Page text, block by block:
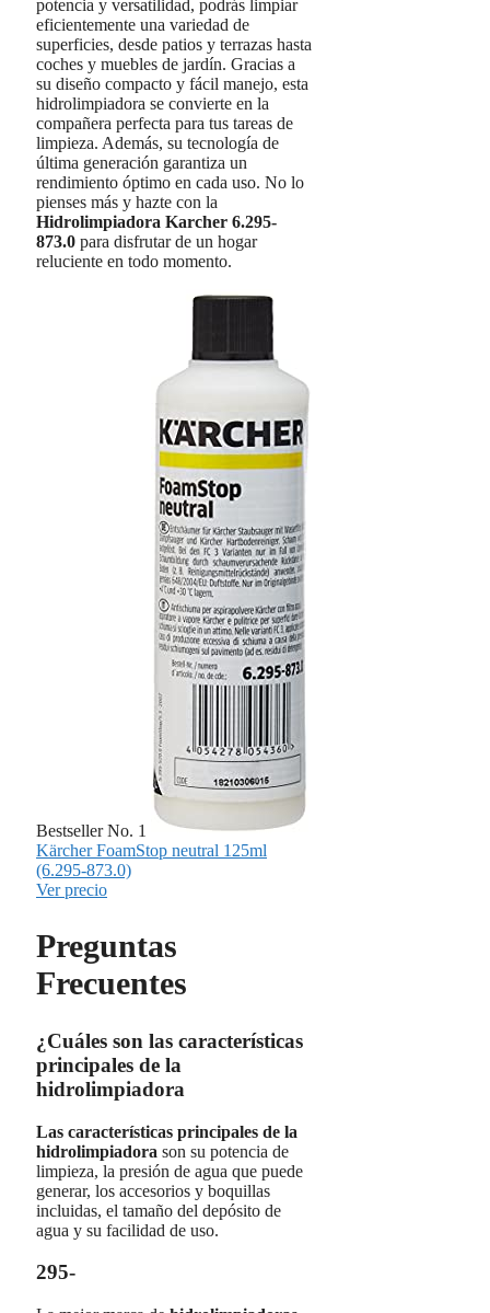
potencia y versatilidad, podrás limpiar
eficientemente una variedad de
superficies, desde patios y terrazas hasta
coches y muebles de jardín. Gracias a
su diseño compacto y fácil manejo, esta
hidrolimpiadora se convierte en la
compañera perfecta para tus tareas de
limpieza. Además, su tecnología de
última generación garantiza un
rendimiento óptimo en cada uso. No lo
pienses más y hazte con la
Hidrolimpiadora Karcher 6.295-
873.0 para disfrutar de un hogar
reluciente en todo momento.
Bestseller No. 1
Kärcher FoamStop neutral 125ml
(6.295-873.0)
Ver precio
Preguntas
Frecuentes
¿Cuáles son las características
principales de la
hidrolimpiadora
Las características principales de la
hidrolimpiadora son su potencia de
limpieza, la presión de agua que puede
generar, los accesorios y boquillas
incluidas, el tamaño del depósito de
agua y su facilidad de uso.
295-